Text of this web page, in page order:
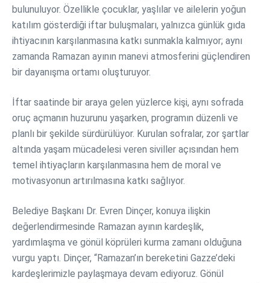
bulunuluyor. Özellikle çocuklar, yaşlılar ve ailelerin yoğun
katılım gösterdiği iftar buluşmaları, yalnızca günlük gıda
ihtiyacının karşılanmasına katkı sunmakla kalmıyor; aynı
zamanda Ramazan ayının manevi atmosferini güçlendiren
bir dayanışma ortamı oluşturuyor.
İftar saatinde bir araya gelen yüzlerce kişi, aynı sofrada
oruç açmanın huzurunu yaşarken, programın düzenli ve
planlı bir şekilde sürdürülüyor. Kurulan sofralar, zor şartlar
altında yaşam mücadelesi veren siviller açısından hem
temel ihtiyaçların karşılanmasına hem de moral ve
motivasyonun artırılmasına katkı sağlıyor.
Belediye Başkanı Dr. Evren Dinçer, konuya ilişkin
değerlendirmesinde Ramazan ayının kardeşlik,
yardımlaşma ve gönül köprüleri kurma zamanı olduğuna
vurgu yaptı. Dinçer, “Ramazan’ın bereketini Gazze’deki
kardeşlerimizle paylaşmaya devam ediyoruz. Gönül